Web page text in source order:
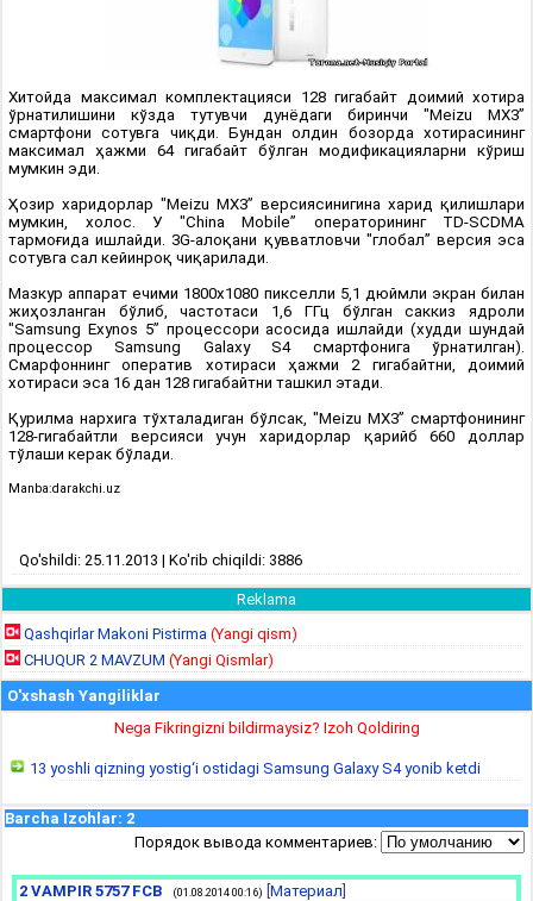
Хитойда максимал комплектацияси 128 гигабайт доимий хотира
ўрнатилишини кўзда тутувчи дунёдаги биринчи "Meizu MX3”
смартфони сотувга чиқди. Бундан олдин бозорда хотирасининг
максимал ҳажми 64 гигабайт бўлган модификацияларни кўриш
мумкин эди.
Ҳозир харидорлар "Meizu MX3” версиясинигина харид қилишлари
мумкин, холос. У "China Mobile” операторининг TD-SCDMA
тармоғида ишлайди. 3G-алоқани қувватловчи "глобал” версия эса
сотувга сал кейинроқ чиқарилади.
Мазкур аппарат ечими 1800x1080 пикселли 5,1 дюймли экран билан
жиҳозланган бўлиб, частотаси 1,6 ГГц бўлган саккиз ядроли
"Samsung Exynos 5” процессори асосида ишлайди (худди шундай
процессор Samsung Galaxy S4 смартфонига ўрнатилган).
Смарфоннинг оператив хотираси ҳажми 2 гигабайтни, доимий
хотираси эса 16 дан 128 гигабайтни ташкил этади.
Қурилма нархига тўхталадиган бўлсак, "Meizu MX3” смартфонининг
128-гигабайтли версияси учун харидорлар қарийб 660 доллар
тўлаши керак бўлади.
Manba:darakchi.uz
Qo'shildi: 25.11.2013 | Ko'rib chiqildi: 3886
Reklama
Qashqirlar Makoni Pistirma (Yangi qism)
CHUQUR 2 MAVZUM (Yangi Qismlar)
O'xshash Yangiliklar
Nega Fikringizni bildirmaysiz? Izoh Qoldiring
13 yoshli qizning yostig‘i ostidagi Samsung Galaxy S4 yonib ketdi
Barcha Izohlar: 2
Порядок вывода комментариев:
2 VAMPIR 5757 FCB (01.08.2014 00:16) Материал